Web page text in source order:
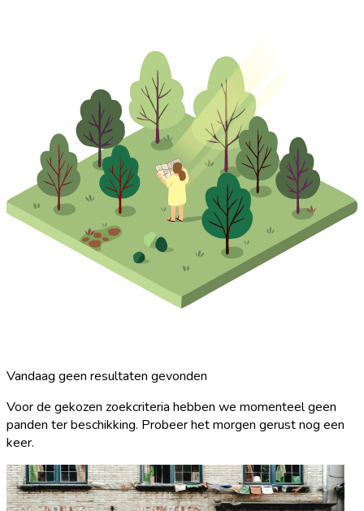
Vandaag geen resultaten gevonden
Voor de gekozen zoekcriteria hebben we momenteel geen
panden ter beschikking. Probeer het morgen gerust nog een
keer.